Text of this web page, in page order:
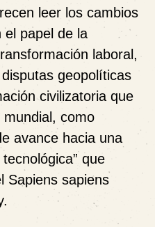
leer los cambios
el papel de la
laboral,
geopolíticas
civilizatoria que
como
avance hacia una
que
Sapiens sapiens